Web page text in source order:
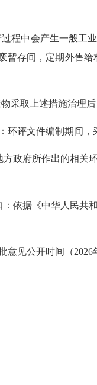
程中会产生一般工
暂存间，定期外售
采取上述措施治理
环评文件编制期间
方政府所作出的相关
：依据《中华人民共
意见公开时间（2026